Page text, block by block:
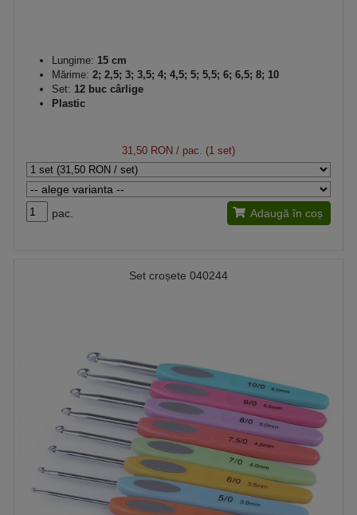
Lungime: 15 cm
Mărime: 2; 2,5; 3; 3,5; 4; 4,5; 5; 5,5; 6; 6,5; 8; 10
Set: 12 buc cârlige
Plastic
31,50 RON / pac. (1 set)
pac. Adaugă în coș
Set croșete 040244